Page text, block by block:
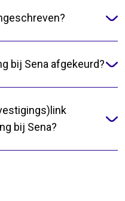
bij Sena afgekeurd?
bij Sena?